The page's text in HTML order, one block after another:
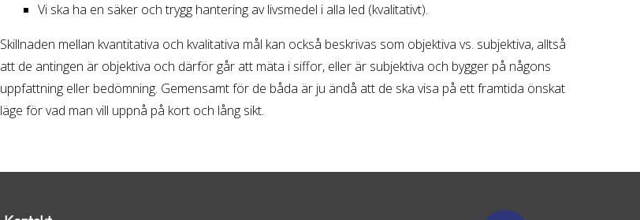
Vi ska ha en säker och trygg hantering av livsmedel i alla led (kvalitativt).
Skillnaden mellan kvantitativa och kvalitativa mål kan också beskrivas som objektiva vs. subjektiva, alltså
att de antingen är objektiva och därför går att mäta i siffor, eller är subjektiva och bygger på någons
uppfattning eller bedömning. Gemensamt för de båda är ju ändå att de ska visa på ett framtida önskat
läge för vad man vill uppnå på kort och lång sikt.